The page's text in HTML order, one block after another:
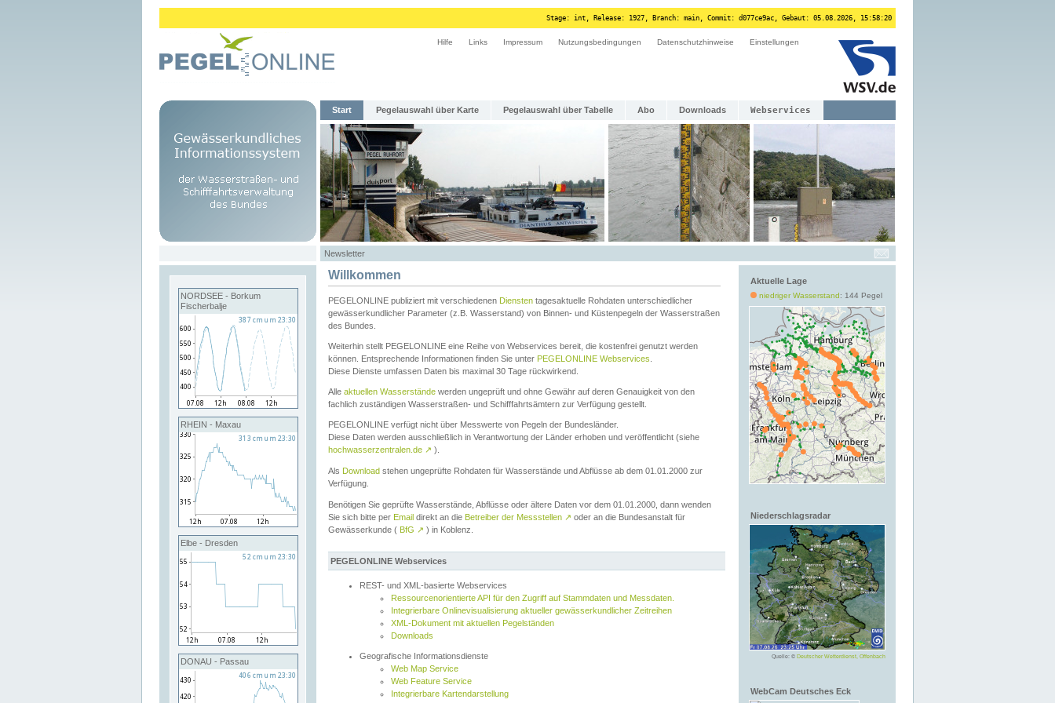
Stage: int, Release: 1927, Branch: main, Commit: d077ce9ac, Gebaut: 05.08.2026, 15:58:20
Hilfe Links Impressum Nutzungsbedingungen Datenschutzhinweise Einstellungen
Start Pegelauswahl über Karte Pegelauswahl über Tabelle Abo Downloads Webservices
Newsletter
NORDSEE - Borkum
Fischerbalje
RHEIN - Maxau
Elbe - Dresden
DONAU - Passau
Aktuelle Lage
niedriger Wasserstand: 144 Pegel
Niederschlagsradar
Quelle: © Deutscher Wetterdienst, Offenbach
WebCam Deutsches Eck
Willkommen
PEGELONLINE publiziert mit verschiedenen Diensten tagesaktuelle Rohdaten unterschiedlicher
gewässerkundlicher Parameter (z.B. Wasserstand) von Binnen- und Küstenpegeln der Wasserstraßen
des Bundes.
Weiterhin stellt PEGELONLINE eine Reihe von Webservices bereit, die kostenfrei genutzt werden
können. Entsprechende Informationen finden Sie unter PEGELONLINE Webservices
Diese Dienste umfassen Daten bis maximal 30 Tage rückwirkend.
Alle aktuellen Wasserstände werden ungeprüft und ohne Gewähr auf deren Genauigkeit von den
fachlich zuständigen Wasserstraßen- und Schifffahrtsämtern zur Verfügung gestellt.
PEGELONLINE verfügt nicht über Messwerte von Pegeln der Bundesländer.
Diese Daten werden ausschließlich in Verantwortung der Länder erhoben und veröffentlicht (siehe
hochwasserzentralen.de ↗ ).
Als Download stehen ungeprüfte Rohdaten für Wasserstände und Abflüsse ab dem 01.01.2000 zur
Verfügung.
Benötigen Sie geprüfte Wasserstände, Abflüsse oder ältere Daten vor dem 01.01.2000, dann wenden
Sie sich bitte per Email direkt an die Betreiber der Messstellen ↗ oder an die Bundesanstalt für
Gewässerkunde ( BfG ↗ ) in Koblenz.
PEGELONLINE Webservices
REST- und XML-basierte Webservices
Ressourcenorientierte API für den Zugriff auf Stammdaten und Messdaten.
Integrierbare Onlinevisualisierung aktueller gewässerkundlicher Zeitreihen
XML-Dokument mit aktuellen Pegelständen
Downloads
Geografische Informationsdienste
Web Map Service
Web Feature Service
Integrierbare Kartendarstellung